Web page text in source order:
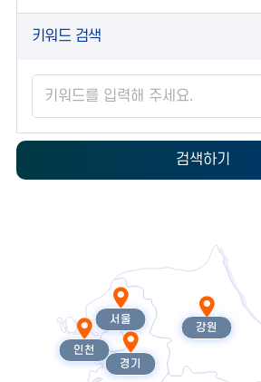
키워드 검색
검색하기
서울
인천
경기
강원